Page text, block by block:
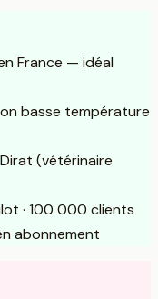
France — idéal
basse température
(vétérinaire
· 100 000 clients
abonnement